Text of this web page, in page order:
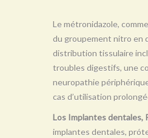
Le métronidazole,
du groupement nitro en
distribution tissulaire
troubles digestifs, une
neuropathie
cas d’utilisation
Los Implantes dentales,
implantes dentales,